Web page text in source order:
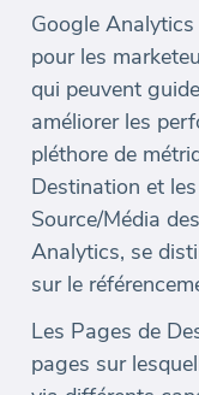
Google
pour les
qui peuvent
améliorer les
pléthore de
Destination et
Source/Média
Analytics, se
sur le
Les Pages de
pages sur